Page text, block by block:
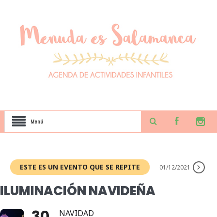
Menú
ESTE ES UN EVENTO QUE SE REPITE 01/12/2021
ILUMINACIÓN NAVIDEÑA
NAVIDAD